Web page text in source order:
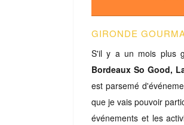
GIRONDE
S'il y a un mois plus
Bordeaux So Good,
est parsemé
que je vais pouvoir
événements et les